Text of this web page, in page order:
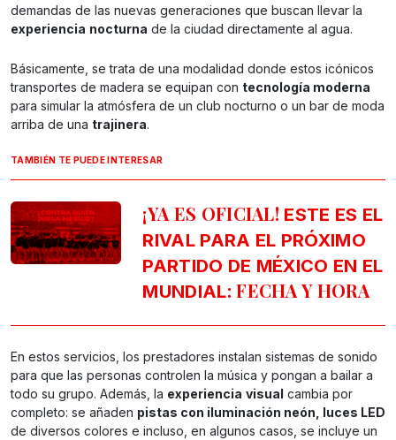
demandas de las nuevas generaciones que buscan llevar la
experiencia nocturna de la ciudad directamente al agua.
Básicamente, se trata de una modalidad donde estos icónicos
transportes de madera se equipan con tecnología moderna
para simular la atmósfera de un club nocturno o un bar de moda
arriba de una trajinera.
TAMBIÉN TE PUEDE INTERESAR
¡YA ES OFICIAL! ESTE ES EL
RIVAL PARA EL PRÓXIMO
PARTIDO DE MÉXICO EN EL
MUNDIAL: FECHA Y HORA
En estos servicios, los prestadores instalan sistemas de sonido
para que las personas controlen la música y pongan a bailar a
todo su grupo. Además, la experiencia visual cambia por
completo: se añaden pistas con iluminación neón, luces LED
de diversos colores e incluso, en algunos casos, se incluye un